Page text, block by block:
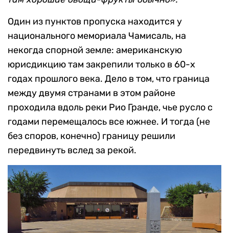
Один из пунктов пропуска находится у
национального мемориала Чамисаль, на
некогда спорной земле: американскую
юрисдикцию там закрепили только в 60-х
годах прошлого века. Дело в том, что граница
между двумя странами в этом районе
проходила вдоль реки Рио Гранде, чье русло с
годами перемещалось все южнее. И тогда (не
без споров, конечно) границу решили
передвинуть вслед за рекой.